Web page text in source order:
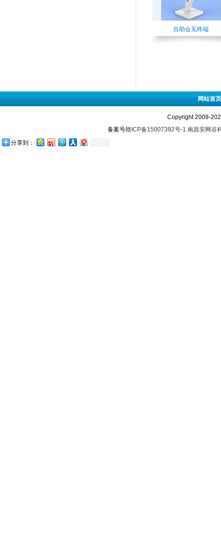
自助会见终端
网站首页
Copyright 2009-
备案号赣ICP备15007392号-1 南昌安网谷
分享到：